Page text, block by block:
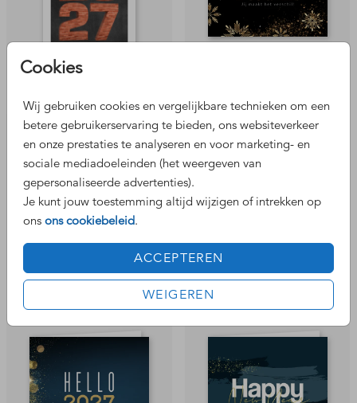
Cookies
Wij gebruiken cookies en vergelijkbare technieken om een
betere gebruikerservaring te bieden, ons websiteverkeer
en onze prestaties te analyseren en voor marketing- en
sociale mediadoeleinden (het weergeven van
gepersonaliseerde advertenties).
Je kunt jouw toestemming altijd wijzigen of intrekken op
ons ons cookiebeleid.
ACCEPTEREN
WEIGEREN